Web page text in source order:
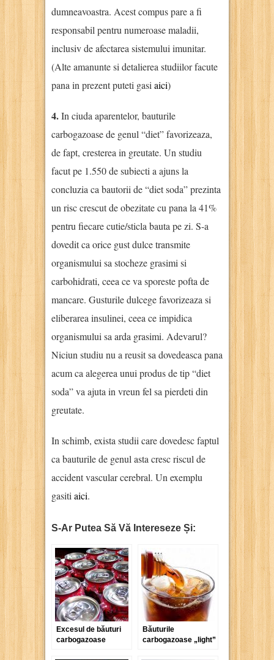
dumneavoastra. Acest compus pare a fi
responsabil pentru numeroase maladii,
inclusiv de afectarea sistemului imunitar.
(Alte amanunte si detalierea studiilor facute
pana in prezent puteti gasi aici)
4.In ciuda aparentelor, bauturile
carbogazoase de genul “diet” favorizeaza,
de fapt, cresterea in greutate. Un studiu
facut pe 1.550 de subiecti a ajuns la
concluzia ca bautorii de “diet soda” prezinta
un risc crescut de obezitate cu pana la 41%
pentru fiecare cutie/sticla bauta pe zi. S-a
dovedit ca orice gust dulce transmite
organismului sa stocheze grasimi si
carbohidrati, ceea ce va sporeste pofta de
mancare. Gusturile dulcege favorizeaza si
eliberarea insulinei, ceea ce impidica
organismului sa arda grasimi. Adevarul?
Niciun studiu nu a reusit sa dovedeasca pana
acum ca alegerea unui produs de tip “diet
soda” va ajuta in vreun fel sa pierdeti din
greutate.
In schimb, exista studii care dovedesc faptul
ca bauturile de genul asta cresc riscul de
accident vascular cerebral. Un exemplu
gasiti aici.
S-Ar Putea Să Vă Intereseze Și:
Excesul de băuturi
carbogazoase
Băuturile
carbogazoase „light”